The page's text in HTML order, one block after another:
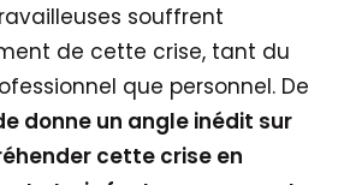
souffrent
de cette crise, tant du
que personnel. De
donne un angle inédit sur
cette crise en